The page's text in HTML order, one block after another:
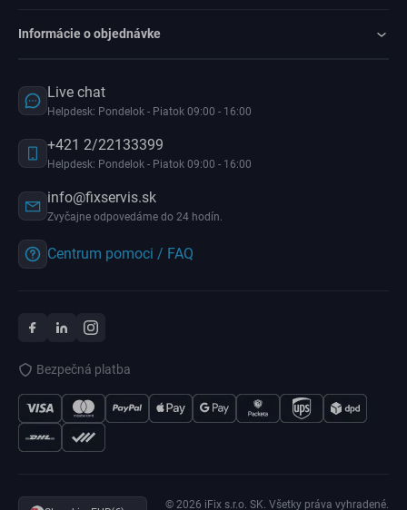
Informácie o objednávke
Live chat
Helpdesk: Pondelok - Piatok 09:00 - 16:00
+421 2/22133399
Helpdesk: Pondelok - Piatok 09:00 - 16:00
info@fixservis.sk
Zvyčajne odpovedáme do 24 hodín.
Centrum pomoci / FAQ
Bezpečná platba
© 2026 iFix s.r.o. SK. Všetky práva vyhradené.